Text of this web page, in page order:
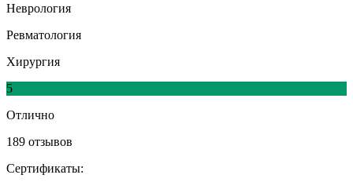
Неврология
Ревматология
Хирургия
5
Отлично
189 отзывов
Сертификаты: